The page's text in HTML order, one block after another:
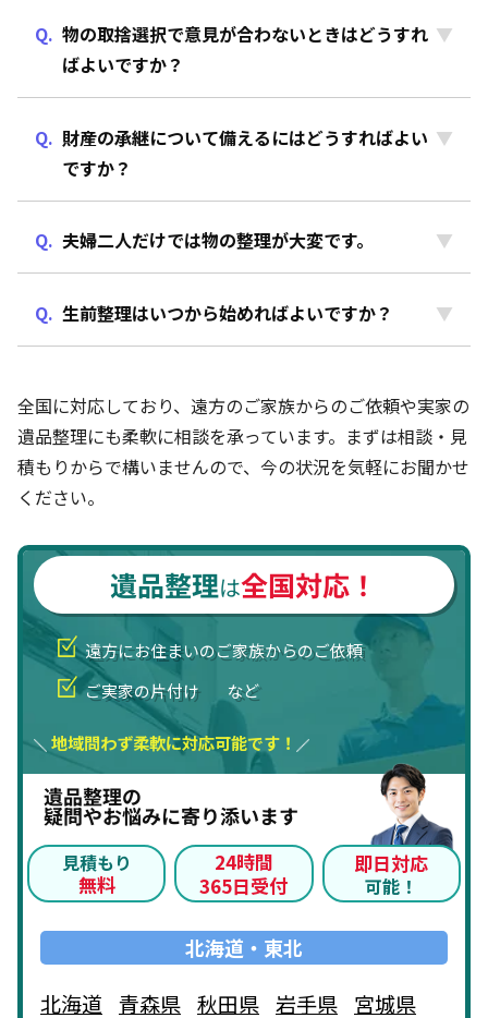
物の取捨選択で意見が合わないときはどうすれ
ばよいですか？
財産の承継について備えるにはどうすればよい
ですか？
夫婦二人だけでは物の整理が大変です。
生前整理はいつから始めればよいですか？
全国に対応しており、遠方のご家族からのご依頼や実家の
遺品整理にも柔軟に相談を承っています。まずは相談・見
積もりからで構いませんので、今の状況を気軽にお聞かせ
ください。
遺品整理は全国対応！
遠方にお住まいのご家族からのご依頼
ご実家の片付け
など
地域問わず柔軟に対応可能です！
遺品整理の
疑問やお悩みに寄り添います
見積もり
無料
24時間
365日受付
即日対応
可能！
北海道・東北
北海道 青森県 秋田県 岩手県 宮城県